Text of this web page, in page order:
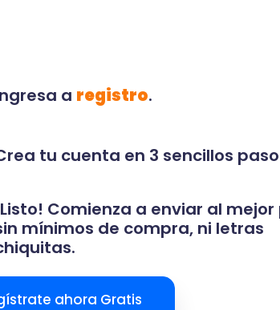
a registro.
tu cuenta en 3 sencillos
Comienza a enviar al
mínimos de compra, ni letras
ahora Gratis